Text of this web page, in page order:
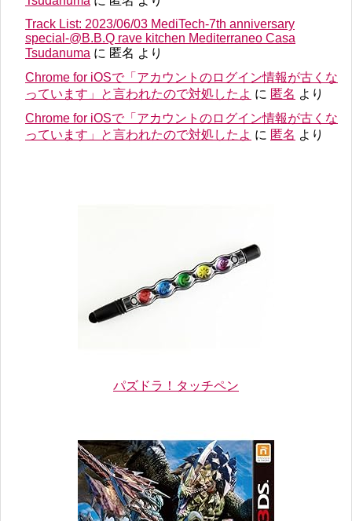
Track List: 2023/06/03 MediTech-7th anniversary
special-@B.B.Q rave kitchen Mediterraneo Casa
Tsudanuma に 匿名 より
Chrome for iOSで「アカウントのログイン情報が古くな
っています」と言われたので対処したよ に 匿名 より
Chrome for iOSで「アカウントのログイン情報が古くな
っています」と言われたので対処したよ に 匿名 より
パズドラ！タッチペン